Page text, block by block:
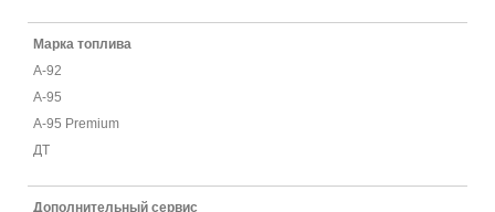
Марка топлива
А-92
А-95
А-95 Premium
ДТ
Дополнительный сервис